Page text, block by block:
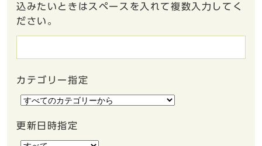
込みたいときはスペースを入れて複数入力してく
ださい。
カテゴリー指定
更新日時指定